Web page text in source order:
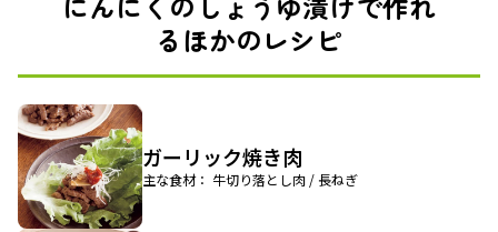
るほかのレシピ
ガーリック焼き肉
主な食材： 牛切り落とし肉 / 長ねぎ